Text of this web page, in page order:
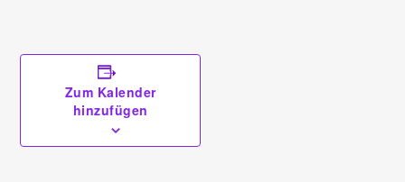
Zum Kalender
hinzufügen